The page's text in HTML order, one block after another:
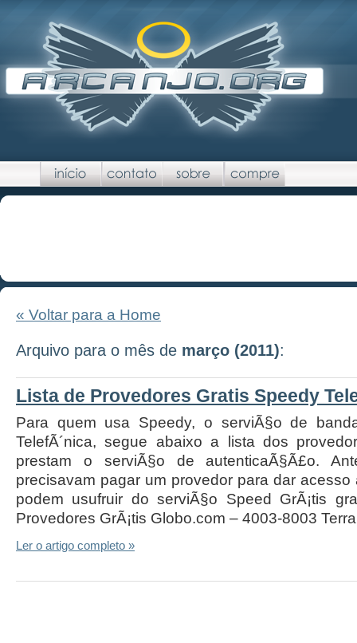
« Voltar para a Home
Arquivo para o mês de março (2011):
Lista de Provedores Gratis Speedy
Para quem usa Speedy, o serviÃ§o de
TelefÃ´nica, segue abaixo a lista dos
prestam o serviÃ§o de autenticaÃ§Ã£o.
precisavam pagar um provedor para dar acesso
podem usufruir do serviÃ§o Speed GrÃ¡tis
Provedores GrÃ¡tis Globo.com – 4003-8003
Ler o artigo completo »